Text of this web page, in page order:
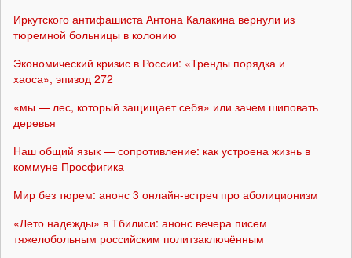
Иркутского антифашиста Антона Калакина вернули из
тюремной больницы в колонию
Экономический кризис в России: «Тренды порядка и
хаоса», эпизод 272
«мы — лес, который защищает себя» или зачем шиповать
деревья
Наш общий язык — сопротивление: как устроена жизнь в
коммуне Просфигика
Мир без тюрем: анонс 3 онлайн-встреч про аболиционизм
«Лето надежды» в Тбилиси: анонс вечера писем
тяжелобольным российским политзаключённым